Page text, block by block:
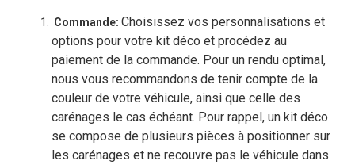
Commande: Choisissez vos personnalisations et
options pour votre kit déco et procédez au
paiement de la commande. Pour un rendu optimal,
nous vous recommandons de tenir compte de la
couleur de votre véhicule, ainsi que celle des
carénages le cas échéant. Pour rappel, un kit déco
se compose de plusieurs pièces à positionner sur
les carénages et ne recouvre pas le véhicule dans